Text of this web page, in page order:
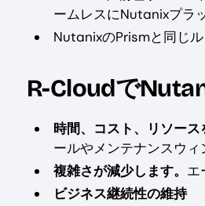
ームレスにNutanixプラ
NutanixのPrismと同じ
R-Cloudで
時間、コスト、リソース
ールやメンテナンスウ
複雑さが減少します。 エ
ビジネス継続性の維持